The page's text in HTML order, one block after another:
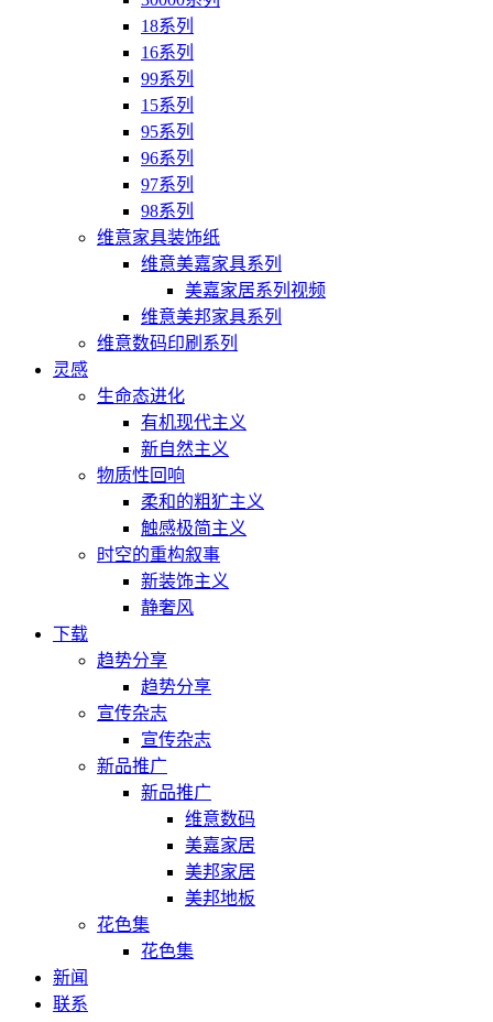
18系列
16系列
99系列
15系列
95系列
96系列
97系列
98系列
维意家具装饰纸
维意美嘉家具系列
美嘉家居系列视频
维意美邦家具系列
维意数码印刷系列
灵感
生命态进化
有机现代主义
新自然主义
物质性回响
柔和的粗犷主义
触感极简主义
时空的重构叙事
新装饰主义
静奢风
下载
趋势分享
趋势分享
宣传杂志
宣传杂志
新品推广
新品推广
维意数码
美嘉家居
美邦家居
美邦地板
花色集
花色集
新闻
联系